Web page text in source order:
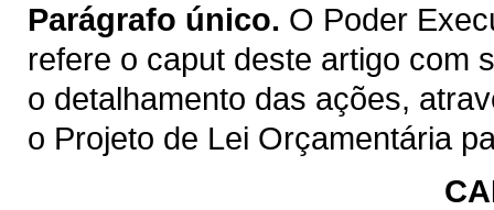
Parágrafo único. O Poder
refere o caput deste artigo com
o detalhamento das ações,
o Projeto de Lei Orçamentária